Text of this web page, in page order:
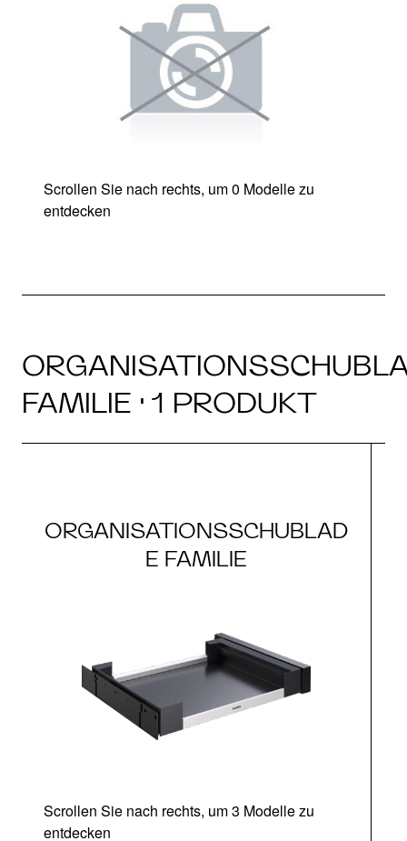
Scrollen Sie nach rechts, um 0 Modelle zu
entdecken
FAMILIE · 1 PRODUKT
ORGANISATIONSSCHUBLAD
E FAMILIE
Scrollen Sie nach rechts, um 3 Modelle zu
entdecken